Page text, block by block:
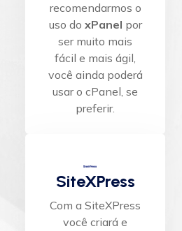
recomendarmos o
uso do xPanel por
ser muito mais
fácil e mais ágil,
você ainda poderá
usar o cPanel, se
preferir.
SiteXPress
Com a SiteXPress
você criará e